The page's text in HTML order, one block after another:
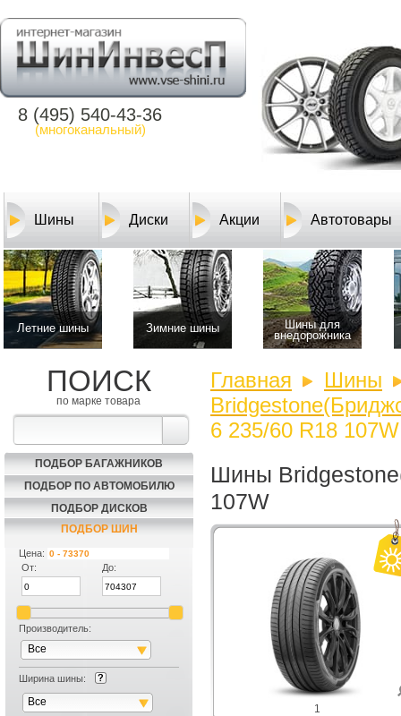
8 (495) 540-43-36
(многоканальный)
Шины Диски Акции Автотовары
Летние шины Зимние шины
Шины для
внедорожника
ПОИСК
по марке товара
ПОДБОР БАГАЖНИКОВ
ПОДБОР ПО АВТОМОБИЛЮ
ПОДБОР ДИСКОВ
ПОДБОР ШИН
Цена:
От:
До:
Производитель:
Все
Ширина шины:
Все
Главная
Шины
6 235/60 R18 107W
Шины
107W
1